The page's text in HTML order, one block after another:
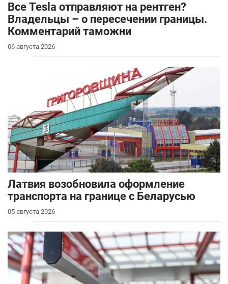
Все Tesla отправляют на рентген?
Владельцы – о пересечении границы.
Комментарий таможни
06 августа 2026
Латвия возобновила оформление
транспорта на границе с Беларусью
05 августа 2026